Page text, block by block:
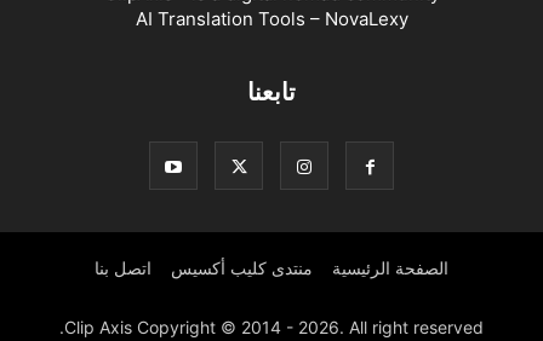
AI Translation Tools – NovaLexy
تابعنا
الصفحة الرئيسية منتدى كليب أكسيس اتصل بنا
Clip Axis Copyright © 2014 - 2026. All right reserved.